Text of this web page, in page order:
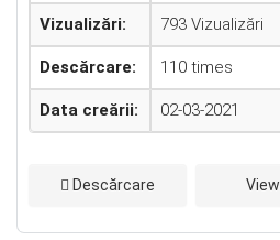
Vizualizări: 793 Vizualizări
Descărcare: 110 times
Data creării: 02-03-2021
Descărcare View